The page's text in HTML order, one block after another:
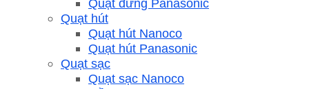
Quạt hút
Quạt hút Nanoco
Quạt hút Panasonic
Quạt sạc
Quạt sạc Nanoco